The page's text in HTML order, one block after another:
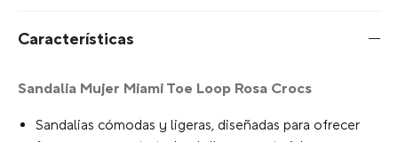
Características
Sandalia Mujer Miami Toe Loop Rosa Crocs
Sandalias cómodas y ligeras, diseñadas para ofrecer